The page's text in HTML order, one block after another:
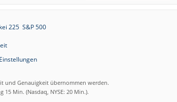
225 S&P 500
und Genauigkeit übernommen werden.
Min. (Nasdaq, NYSE: 20 Min.).